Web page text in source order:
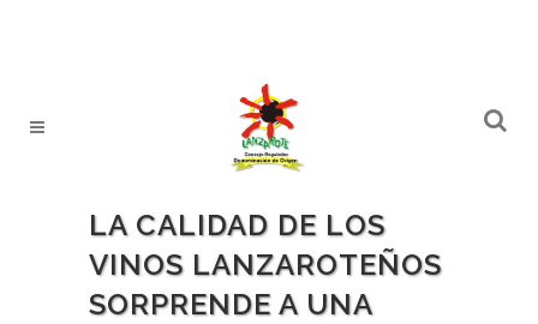
LA CALIDAD DE LOS
VINOS LANZAROTEÑOS
SORPRENDE A UNA